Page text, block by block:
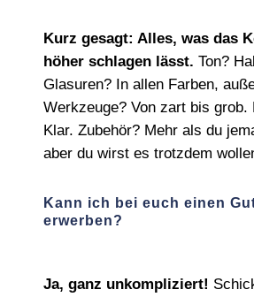
Kurz gesagt: Alles, was das
höher schlagen lässt. Ton?
Glasuren? In allen Farben,
Werkzeuge? Von zart bis grob.
Klar. Zubehör? Mehr als du
aber du wirst es trotzdem
Kann ich bei euch einen
erwerben?
Ja, ganz unkompliziert!